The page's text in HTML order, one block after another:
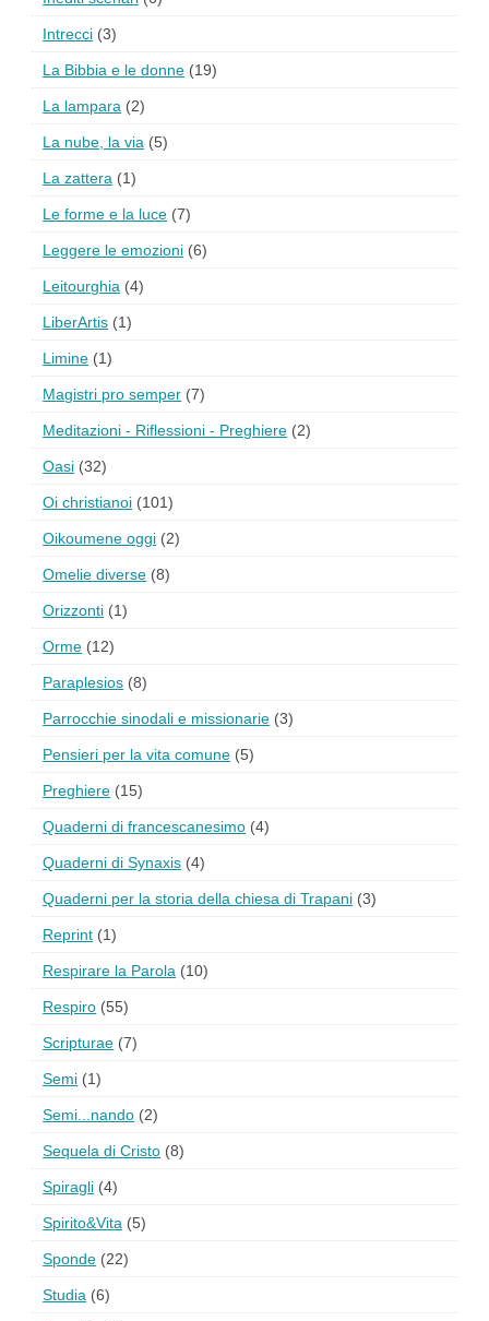
Intrecci (3)
La Bibbia e le donne (19)
La lampara (2)
La nube, la via (5)
La zattera (1)
Le forme e la luce (7)
Leggere le emozioni (6)
Leitourghia (4)
LiberArtis (1)
Limine (1)
Magistri pro semper (7)
Meditazioni - Riflessioni - Preghiere (2)
Oasi (32)
Oi christianoi (101)
Oikoumene oggi (2)
Omelie diverse (8)
Orizzonti (1)
Orme (12)
Paraplesios (8)
Parrocchie sinodali e missionarie (3)
Pensieri per la vita comune (5)
Preghiere (15)
Quaderni di francescanesimo (4)
Quaderni di Synaxis (4)
Quaderni per la storia della chiesa di Trapani (3)
Reprint (1)
Respirare la Parola (10)
Respiro (55)
Scripturae (7)
Semi (1)
Semi...nando (2)
Sequela di Cristo (8)
Spiragli (4)
Spirito&Vita (5)
Sponde (22)
Studia (6)